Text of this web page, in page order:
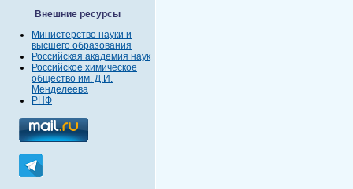
Внешние ресурсы
Министерство науки и
высшего образования
Российская академия наук
Российское химическое
общество им. Д.И.
Менделеева
РНФ